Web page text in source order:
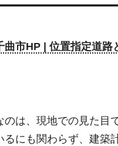
曲市HP | 位置指定道路
のは、現地での見た目
るにも関わらず、建築